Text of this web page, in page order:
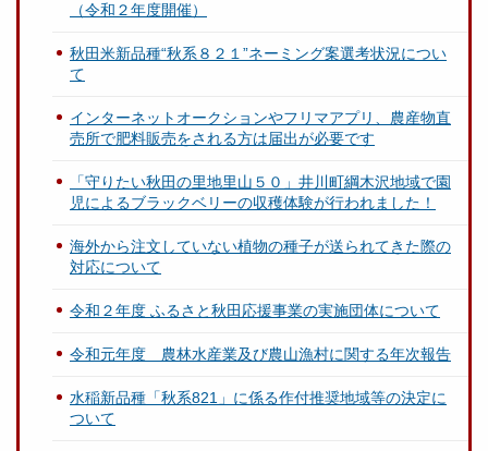
（令和２年度開催）
秋田米新品種“秋系８２１”ネーミング案選考状況につい
て
インターネットオークションやフリマアプリ、農産物直
売所で肥料販売をされる方は届出が必要です
「守りたい秋田の里地里山５０」井川町綱木沢地域で園
児によるブラックベリーの収穫体験が行われました！
海外から注文していない植物の種子が送られてきた際の
対応について
令和２年度 ふるさと秋田応援事業の実施団体について
令和元年度 農林水産業及び農山漁村に関する年次報告
水稲新品種「秋系821」に係る作付推奨地域等の決定に
ついて